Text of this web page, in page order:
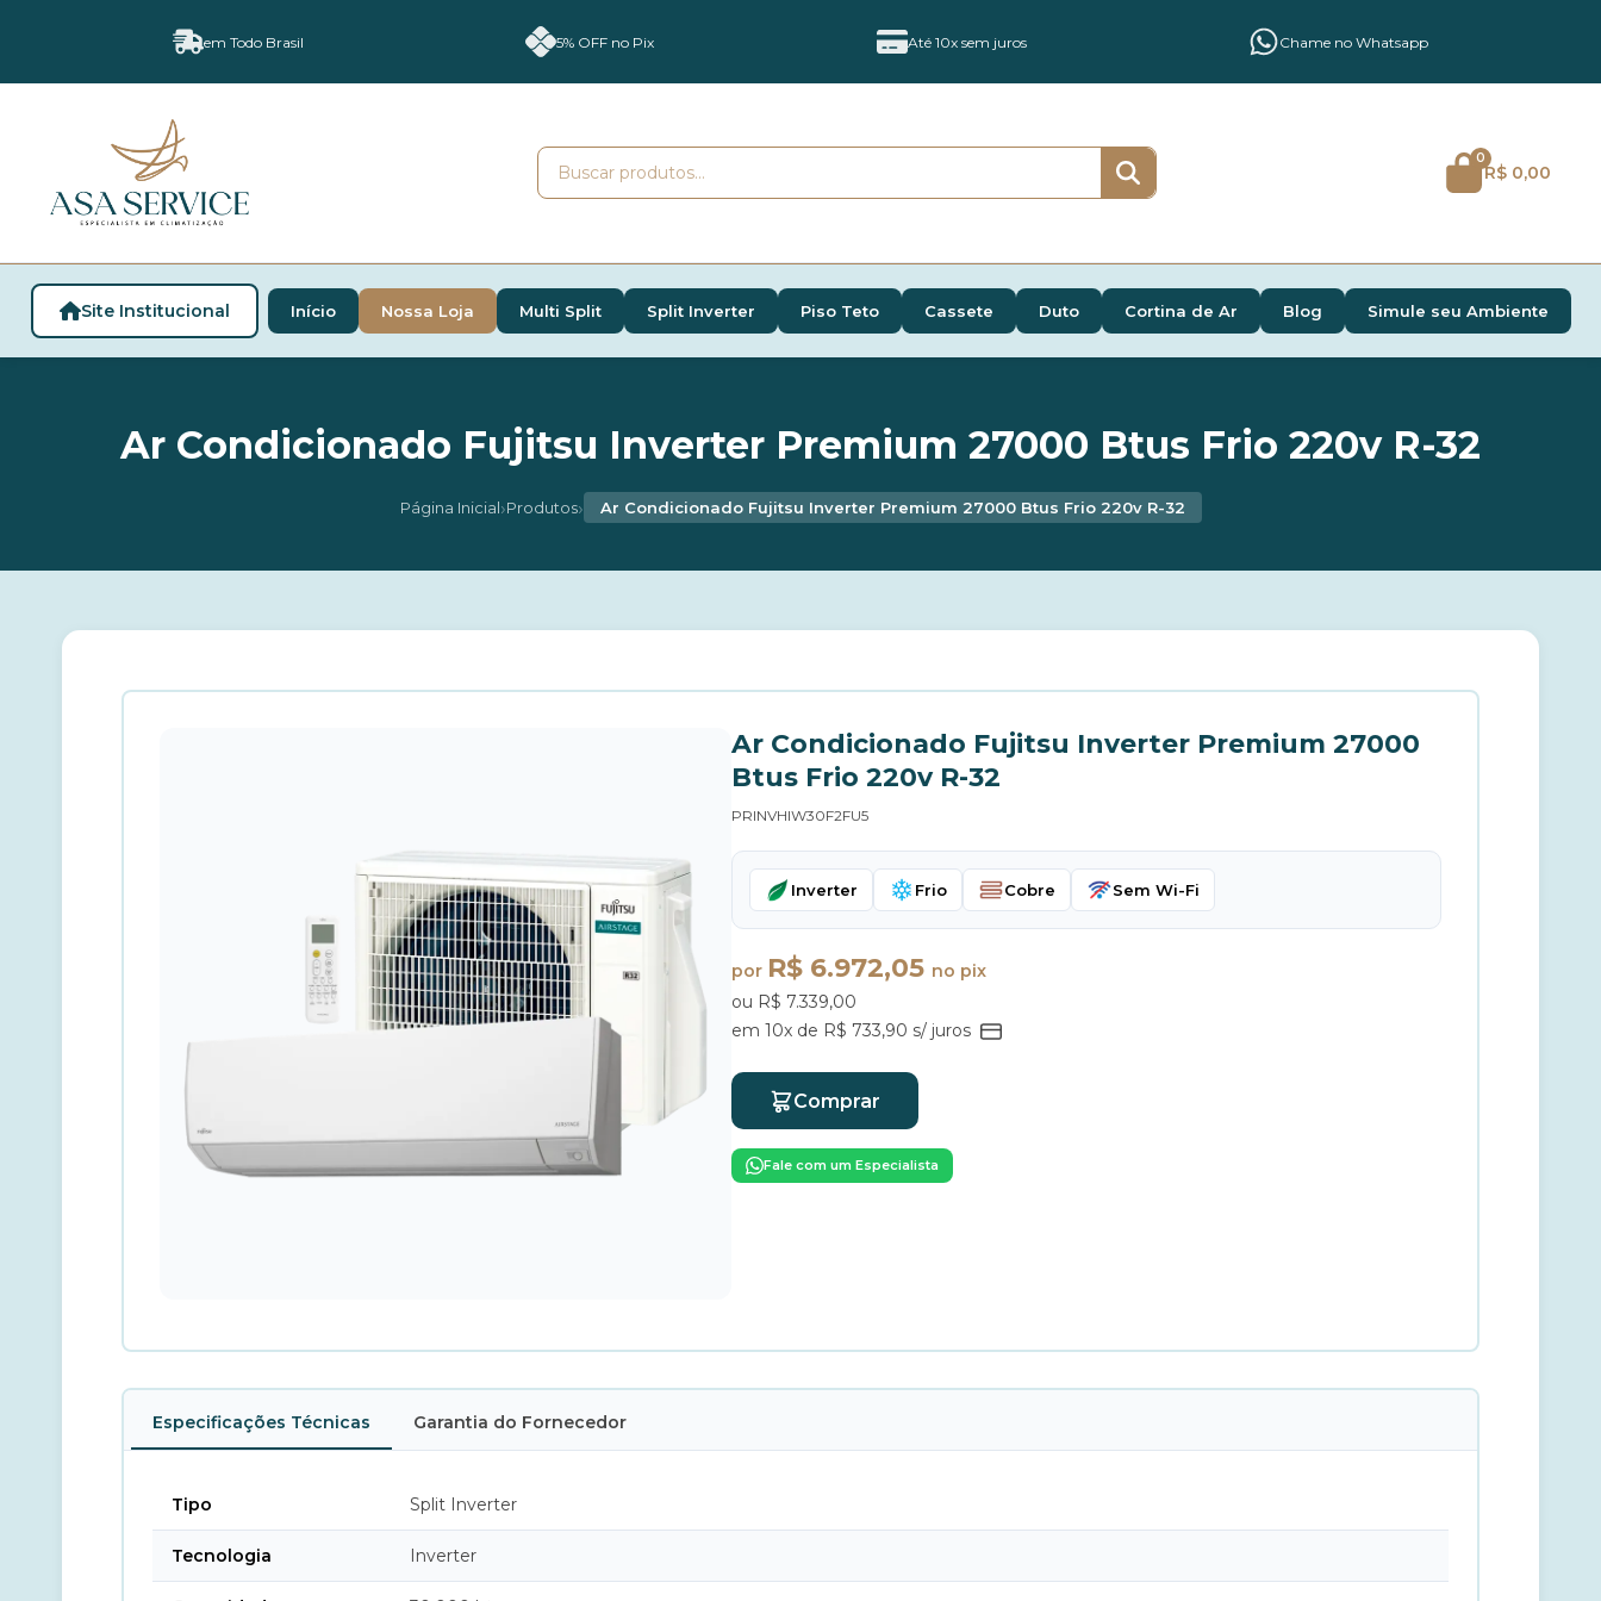
em Todo Brasil 5% OFF no Pix Até 10x sem juros Chame no Whatsapp
0
R$ 0,00
Site Institucional Início Nossa Loja Multi Split Split Inverter Piso Teto Cassete Duto Cortina de Ar Blog Simule seu Ambiente
Ar Condicionado Fujitsu Inverter Premium 27000 Btus Frio 220v R-32
Página Inicial›Produtos› Ar Condicionado Fujitsu Inverter Premium 27000 Btus Frio 220v R-32
Ar Condicionado Fujitsu Inverter Premium 27000
Btus Frio 220v R-32
PRINVHIW30F2FU5
Inverter Frio Cobre Sem Wi-Fi
por R$ 6.972,05 no pix
ou R$ 7.339,00
em 10x de R$ 733,90 s/ juros
Comprar
Fale com um Especialista
Especificações Técnicas Garantia do Fornecedor
Tipo Split Inverter
Tecnologia Inverter